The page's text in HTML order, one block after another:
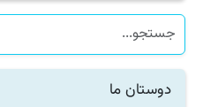
دوستان ما